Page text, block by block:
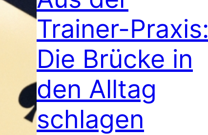
Trainer-Praxis:
Die Brücke in
den Alltag
schlagen